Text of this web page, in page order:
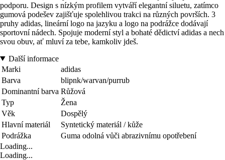
podporu. Design s nízkým profilem vytváří elegantní siluetu, zatímco
gumová podešev zajišťuje spolehlivou trakci na různých površích. 3
pruhy adidas, lineární logo na jazyku a logo na podrážce dodávají
sportovní nádech. Spojuje moderní styl a bohaté dědictví adidas a nech
svou obuv, ať mluví za tebe, kamkoliv jdeš.
Další informace
Marki
adidas
Barva
blipnk/warvan/purrub
Dominantní barva Růžová
Typ
Žena
Věk
Dospělý
Hlavní materiál
Syntetický materiál / kůže
Podrážka
Guma odolná vůči abrazivnímu opotřebení
Loading...
Loading...